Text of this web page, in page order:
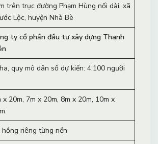
trên trục đường Phạm Hùng nối dài, xã
Lộc, huyện Nhà Bè
ty cổ phần đầu tư xây dựng Thanh
quy mô dân số dự kiến: 4.100 người
x 20m, 7m x 20m, 8m x 20m, 10m x
hồng riêng từng nền